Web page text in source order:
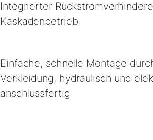
Integrierter
Kaskadenbetrieb
Einfache, schnelle Montage
Verkleidung, hydraulisch und
anschlussfertig